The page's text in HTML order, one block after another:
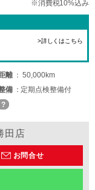
※消費税10%込み
>詳しくはこちら
離
50,000km
備
定期点検整備付
田店
お問合せ